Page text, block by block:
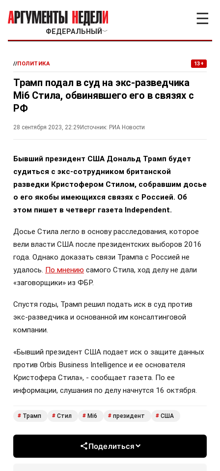
ФЕДЕРАЛЬНЫЙ ﹀
☰
//ПОЛИТИКА 13+
Трамп подал в суд на экс-разведчика
Mi6 Стила, обвинявшего его в связях с
РФ
28 сентября 2023, 22:29 Источник: РИА Новости
Бывший президент США Дональд Трамп будет
судиться с экс-сотрудником британской
разведки Кристофером Стилом, собравшим досье
о его якобы имеющихся связях с Россией. Об
этом пишет в четверг газета Independent.
Досье Стила легло в основу расследования, которое
вели власти США после президентских выборов 2016
года. Однако доказать связи Трампа с Россией не
удалось. По мнению самого Стила, ход делу не дали
«заговорщики» из ФБР.
Спустя годы, Трамп решил подать иск в суд против
экс-разведчика и основанной им консалтинговой
компании.
«Бывший президент США подает иск о защите данных
против Orbis Business Intelligence и ее основателя
Кристофера Стила», - сообщает газета. По ее
информации, слушания по делу начнутся 16 октября.
# Трамп # Стил # Mi6 # президент # США
Поделиться